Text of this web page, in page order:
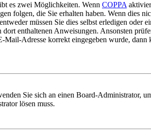
es zwei Möglichkeiten. Wenn COPPA
folgen, die Sie erhalten haben. Wenn dies
müssen Sie dies selbst erledigen oder
enthaltenen Anweisungen. Ansonsten
Adresse korrekt eingegeben wurde, dann
Sie sich an einen Board-Administrator,
lösen muss.